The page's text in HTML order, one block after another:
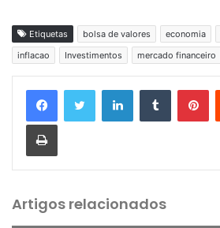
Etiquetas bolsa de valores economia
inflacao
Investimentos mercado financeiro
Artigos relacionados